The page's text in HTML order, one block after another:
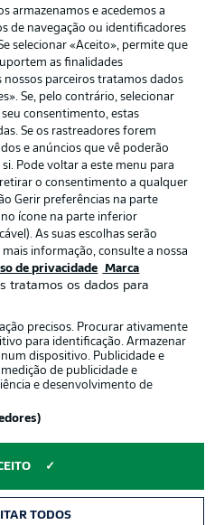
armazenamos e acedemos a
de navegação ou identificadores
selecionar «Aceito», permite que
as finalidades
nossos parceiros tratamos dados
Se, pelo contrário, selecionar
consentimento, estas
Se os rastreadores forem
e anúncios que vê poderão
Pode voltar a este menu para
o consentimento a qualquer
Gerir preferências na parte
ícone na parte inferior
As suas escolhas serão
informação, consulte a nossa
de privacidade Marca
tratamos os dados para
precisos. Procurar ativamente
para identificação. Armazenar
dispositivo. Publicidade e
de publicidade e
e desenvolvimento de
TODOS